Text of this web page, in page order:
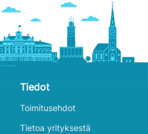
Tiedot
Toimitusehdot
Tietoa yrityksestä